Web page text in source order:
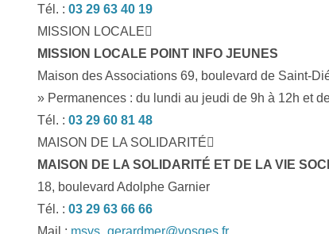
Tél. : 03 29 63 40 19
MISSION LOCALE
MISSION LOCALE POINT INFO JEUNES
Maison des Associations 69, boulevard de Saint-
» Permanences : du lundi au jeudi de 9h à 12h et
Tél. : 03 29 60 81 48
MAISON DE LA SOLIDARITÉ
MAISON DE LA SOLIDARITÉ ET DE LA VIE
18, boulevard Adolphe Garnier
Tél. : 03 29 63 66 66
Mail : msvs_gerardmer@vosges.fr